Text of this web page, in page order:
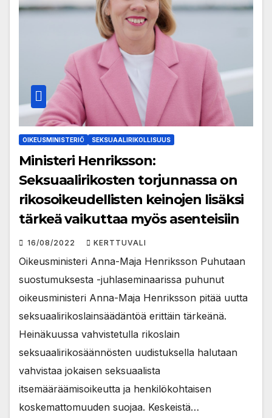
OIKEUSMINISTERIÖ SEKSUAALIRIKOLLISUUS
Ministeri Henriksson:
Seksuaalirikosten torjunnassa on
rikosoikeudellisten keinojen lisäksi
tärkeä vaikuttaa myös asenteisiin
16/08/2022 KERTTUVALI
Oikeusministeri Anna-Maja Henriksson Puhutaan
suostumuksesta -juhlaseminaarissa puhunut
oikeusministeri Anna-Maja Henriksson pitää uutta
seksuaalirikoslainsäädäntöä erittäin tärkeänä.
Heinäkuussa vahvistetulla rikoslain
seksuaalirikosäännösten uudistuksella halutaan
vahvistaa jokaisen seksuaalista
itsemääräämisoikeutta ja henkilökohtaisen
koskemattomuuden suojaa. Keskeistä…